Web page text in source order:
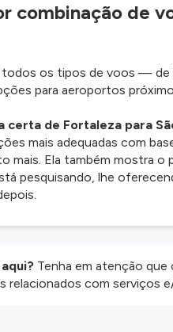
combinação de
todos os tipos de voos —
para aeroportos
certa de Fortaleza para
mais adequadas com
mais. Ela também mostra
pesquisando, lhe
Tenha em atenção
relacionados com serviços